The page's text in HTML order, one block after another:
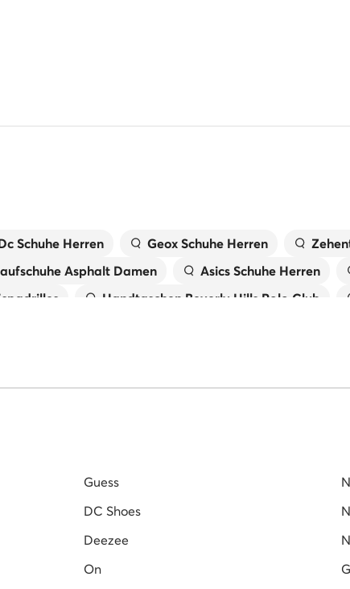
Schuhe Herren Geox Schuhe Herren
Asphalt Damen Asics Schuhe Herren
Handtaschen Beverly Hills Polo Club
Guess
DC Shoes
Deezee
On